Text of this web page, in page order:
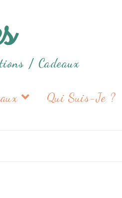
/ Cadeaux
Qui Suis-Je ?